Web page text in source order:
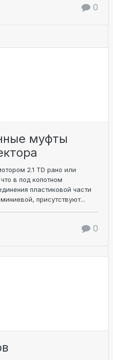
0
муфты
2.1 TD рано или
в под копотном
пластиковой части
присутствуют...
0